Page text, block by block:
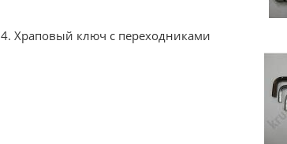
4. Храповый ключ с переходниками